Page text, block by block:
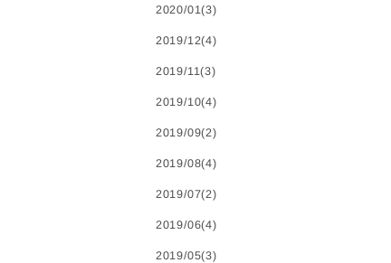
2020/01(3)
2019/12(4)
2019/11(3)
2019/10(4)
2019/09(2)
2019/08(4)
2019/07(2)
2019/06(4)
2019/05(3)